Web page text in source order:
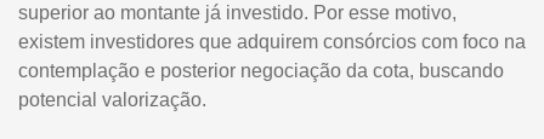
superior ao montante já investido. Por esse motivo,
existem investidores que adquirem consórcios com foco na
contemplação e posterior negociação da cota, buscando
potencial valorização.